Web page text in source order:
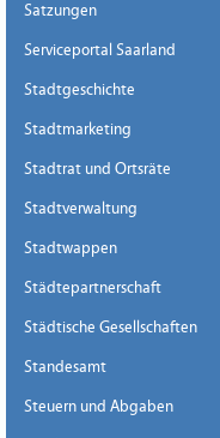
Satzungen
Serviceportal Saarland
Stadtgeschichte
Stadtmarketing
Stadtrat und Ortsräte
Stadtverwaltung
Stadtwappen
Städtepartnerschaft
Städtische Gesellschaften
Standesamt
Steuern und Abgaben